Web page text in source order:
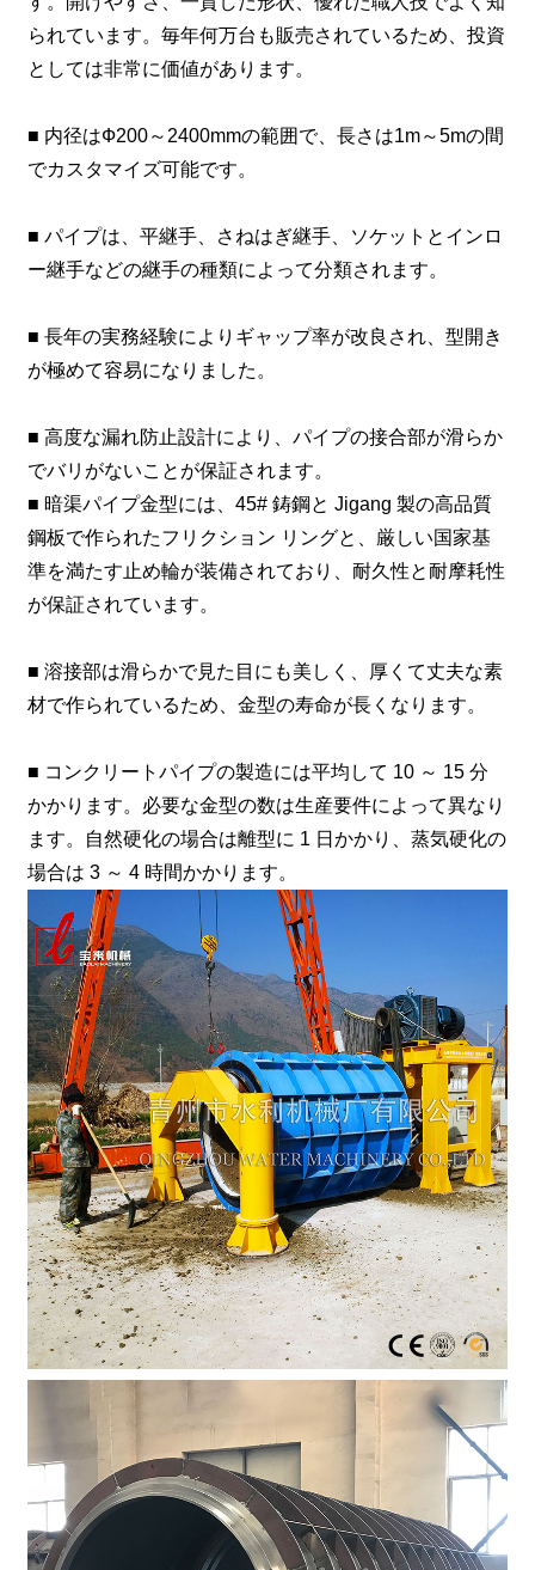
られています。毎年何万台も販売されているため、投資
としては非常に価値があります。
■ 内径はФ200～2400mmの範囲で、長さは1m～5mの間
でカスタマイズ可能です。
■ パイプは、平継手、さねはぎ継手、ソケットとインロ
ー継手などの継手の種類によって分類されます。
■ 長年の実務経験によりギャップ率が改良され、型開き
が極めて容易になりました。
■ 高度な漏れ防止設計により、パイプの接合部が滑らか
でバリがないことが保証されます。
■ 暗渠パイプ金型には、45# 鋳鋼と Jigang 製の高品質
鋼板で作られたフリクション リングと、厳しい国家基
準を満たす止め輪が装備されており、耐久性と耐摩耗性
が保証されています。
■ 溶接部は滑らかで見た目にも美しく、厚くて丈夫な素
材で作られているため、金型の寿命が長くなります。
■ コンクリートパイプの製造には平均して 10 ～ 15 分
かかります。必要な金型の数は生産要件によって異なり
ます。自然硬化の場合は離型に 1 日かかり、蒸気硬化の
場合は 3 ～ 4 時間かかります。